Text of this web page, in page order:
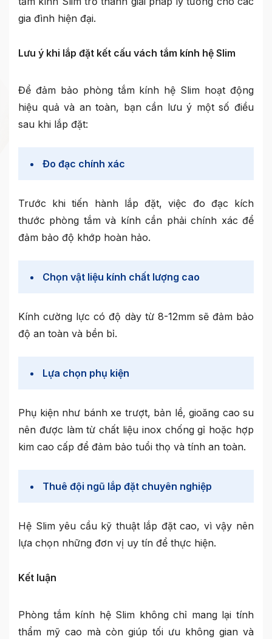
gia đình hiện đại.
Lưu ý khi lắp đặt kết cấu vách tắm kính hệ Slim
Để đảm bảo phòng tắm kính hệ Slim hoạt động
hiệu quả và an toàn, bạn cần lưu ý một số điều
sau khi lắp đặt:
Đo đạc chính xác
Trước khi tiến hành lắp đặt, việc đo đạc kích
thước phòng tắm và kính cần phải chính xác để
đảm bảo độ khớp hoàn hảo.
Chọn vật liệu kính chất lượng cao
Kính cường lực có độ dày từ 8-12mm sẽ đảm bảo
độ an toàn và bền bỉ.
Lựa chọn phụ kiện
Phụ kiện như bánh xe trượt, bản lề, gioăng cao su
nên được làm từ chất liệu inox chống gỉ hoặc hợp
kim cao cấp để đảm bảo tuổi thọ và tính an toàn.
Thuê đội ngũ lắp đặt chuyên nghiệp
Hệ Slim yêu cầu kỹ thuật lắp đặt cao, vì vậy nên
lựa chọn những đơn vị uy tín để thực hiện.
Kết luận
Phòng tắm kính hệ Slim không chỉ mang lại tính
thẩm mỹ cao mà còn giúp tối ưu không gian và